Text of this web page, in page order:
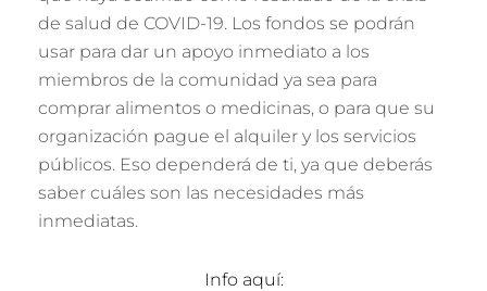
de salud de COVID-19. Los fondos se podrán
usar para dar un apoyo inmediato a los
miembros de la comunidad ya sea para
comprar alimentos o medicinas, o para que su
organización pague el alquiler y los servicios
públicos. Eso dependerá de ti, ya que deberás
saber cuáles son las necesidades más
inmediatas.
Info aquí: